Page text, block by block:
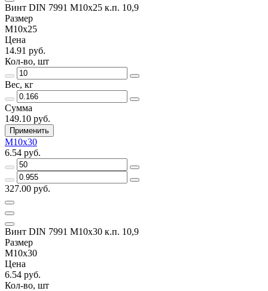
Винт DIN 7991 M10x25 к.п. 10,9
Размер
M10х25
Цена
14.91 руб.
Кол-во, шт
Вес, кг
Сумма
149.10 руб.
Применить
M10х30
6.54 руб.
327.00 руб.
Винт DIN 7991 M10х30 к.п. 10,9
Размер
M10х30
Цена
6.54 руб.
Кол-во, шт